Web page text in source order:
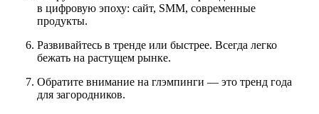
в цифровую эпоху: сайт, SMM, современные
продукты.
Развивайтесь в тренде или быстрее. Всегда легко
бежать на растущем рынке.
Обратите внимание на глэмпинги — это тренд года
для загородников.